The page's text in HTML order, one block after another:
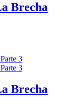
Brecha
Brecha